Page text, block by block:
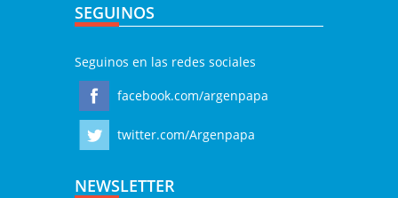
SEGUINOS
Seguinos en las redes sociales
facebook.com/argenpapa
twitter.com/Argenpapa
NEWSLETTER